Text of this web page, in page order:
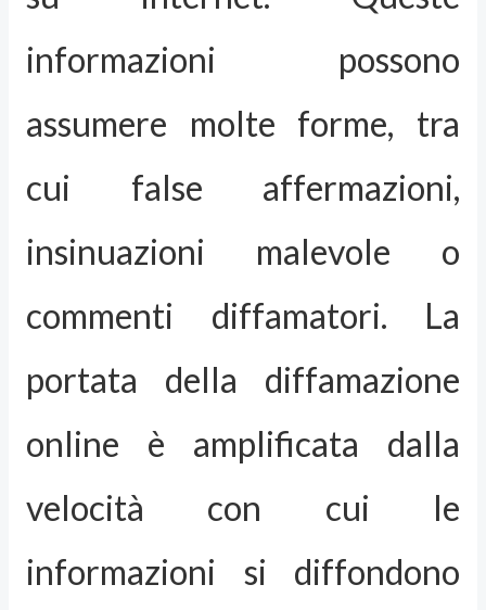
informazioni possono
assumere molte forme, tra
cui false affermazioni,
insinuazioni malevole o
commenti diffamatori. La
portata della diffamazione
online è amplificata dalla
velocità con cui le
informazioni si diffondono